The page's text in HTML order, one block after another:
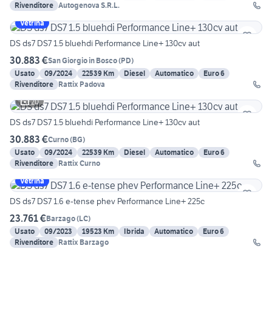
Rivenditore Autogenova S.R.L.
Vetrina
DS ds7 DS7 1.5 bluehdi Performance Line+ 130cv aut
30.883 €San Giorgio in Bosco(PD)
Usato
09/2024 22539 Km Diesel Automatico
Euro 6
Rivenditore Rattix Padova
20
DS ds7 DS7 1.5 bluehdi Performance Line+ 130cv aut
30.883 €Curno(BG)
Usato
09/2024 22539 Km Diesel Automatico
Euro 6
Rivenditore Rattix Curno
Vetrina
DS ds7 DS7 1.6 e-tense phev Performance Line+ 225c
23.761 €Barzago(LC)
Usato
09/2023 19523 Km Ibrida Automatico
Euro 6
Rivenditore Rattix Barzago